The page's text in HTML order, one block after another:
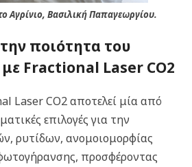
Αγρίνιο, Βασιλική Παπαγεωργίου.
ποιότητα του
Fractional Laser CO2
Laser CO2 αποτελεί μία από
επιλογές για την
ρυτίδων, ανομοιομορφίας
προσφέροντας